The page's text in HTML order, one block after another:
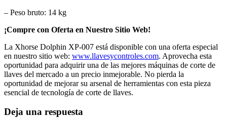
– Peso bruto: 14 kg
¡Compre con Oferta en Nuestro Sitio Web!
La Xhorse Dolphin XP-007 está disponible con una oferta especial
en nuestro sitio web: www.llavesycontroles.com. Aprovecha esta
oportunidad para adquirir una de las mejores máquinas de corte de
llaves del mercado a un precio inmejorable. No pierda la
oportunidad de mejorar su arsenal de herramientas con esta pieza
esencial de tecnología de corte de llaves.
Deja una respuesta